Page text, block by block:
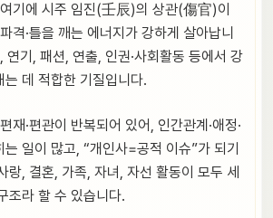
기에 시주 임진(壬辰)의 상관(傷官)이
격·틀을 깨는 에너지가 강하게 살아납니
연기, 패션, 연출, 인권·사회활동 등에서 강
는 데 적합한 기질입니다.
재·편관이 반복되어 있어, 인간관계·애정·
일이 많고, “개인사=공적 이슈”가 되기
랑, 결혼, 가족, 자녀, 자선 활동이 모두 세
조라 할 수 있습니다.